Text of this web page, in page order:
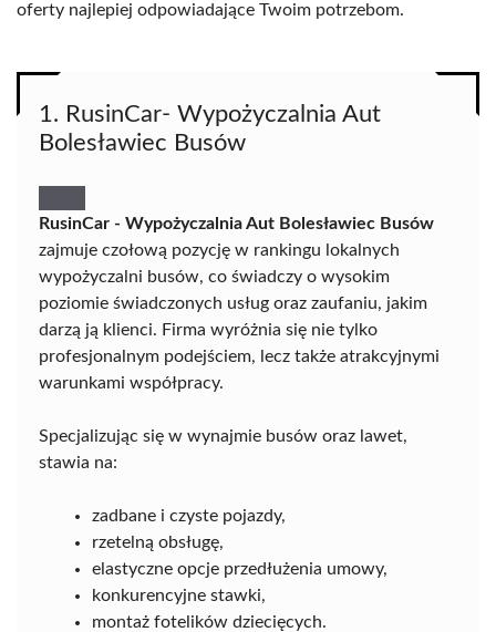
oferty najlepiej odpowiadające Twoim potrzebom.
1. RusinCar- Wypożyczalnia Aut
Bolesławiec Busów
RusinCar - Wypożyczalnia Aut Bolesławiec Busów
zajmuje czołową pozycję w rankingu lokalnych
wypożyczalni busów, co świadczy o wysokim
poziomie świadczonych usług oraz zaufaniu, jakim
darzą ją klienci. Firma wyróżnia się nie tylko
profesjonalnym podejściem, lecz także atrakcyjnymi
warunkami współpracy.
Specjalizując się w wynajmie busów oraz lawet,
stawia na:
zadbane i czyste pojazdy,
rzetelną obsługę,
elastyczne opcje przedłużenia umowy,
konkurencyjne stawki,
montaż fotelików dziecięcych.